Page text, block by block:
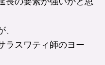
ラスワティ師のヨー